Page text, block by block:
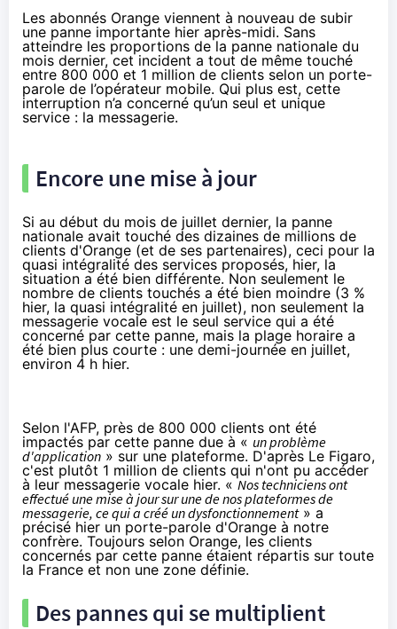
Les abonnés Orange viennent à nouveau de subir
une panne importante hier après-midi. Sans
atteindre les proportions de la panne nationale du
mois dernier, cet incident a tout de même touché
entre 800 000 et 1 million de clients selon un porte-
parole de l’opérateur mobile. Qui plus est, cette
interruption n’a concerné qu’un seul et unique
service : la messagerie.
Encore une mise à jour
Si au début du mois de juillet dernier, la panne
nationale avait touché des dizaines de millions de
clients d'Orange (et de ses partenaires), ceci pour la
quasi intégralité des services proposés, hier, la
situation a été bien différente. Non seulement le
nombre de clients touchés a été bien moindre (3 %
hier, la quasi intégralité en juillet), non seulement la
messagerie vocale est le seul service qui a été
concerné par cette panne, mais la plage horaire a
été bien plus courte : une demi-journée en juillet,
environ 4 h hier.
Selon l'AFP, près de 800 000 clients ont été
impactés par cette panne due à « un problème
d'application » sur une plateforme. D'après Le Figaro,
c'est plutôt 1 million de clients qui n'ont pu accéder
à leur messagerie vocale hier. «Nos techniciens ont
effectué une mise à jour sur une de nos plateformes de
messagerie, ce qui a créé un dysfonctionnement» a
précisé hier un porte-parole d'Orange à notre
confrère. Toujours selon Orange, les clients
concernés par cette panne étaient répartis sur toute
la France et non une zone définie.
Des pannes qui se multiplient